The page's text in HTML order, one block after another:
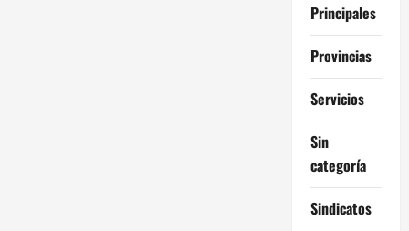
Principales
Provincias
Servicios
Sin
categoría
Sindicatos